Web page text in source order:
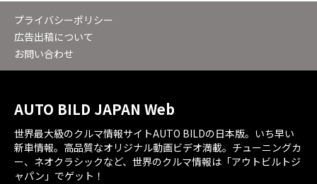
プライバシーポリシー
広告出稿について
お問い合わせ
AUTO BILD JAPAN Web
世界最大級のクルマ情報サイトAUTO BILDの日本版。いち早い
新車情報。高品質なオリジナル動画ビデオ満載。チューニングカ
ー、ネオクラシックなど、世界のクルマ情報は「アウトビルトジ
ャパン」でゲット！